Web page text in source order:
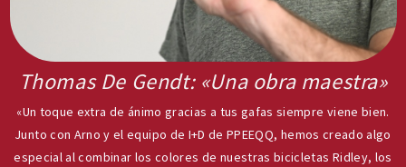
Thomas De Gendt: «Una obra maestra»
«Un toque extra de ánimo gracias a tus gafas siempre viene bien.
Junto con Arno y el equipo de I+D de PPEEQQ, hemos creado algo
especial al combinar los colores de nuestras bicicletas Ridley, los